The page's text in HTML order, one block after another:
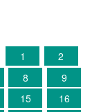
1
2
8
9
15
16